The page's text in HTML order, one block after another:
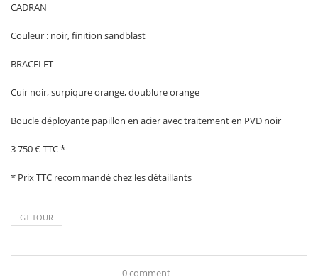
CADRAN
Couleur : noir, finition sandblast
BRACELET
Cuir noir, surpiqure orange, doublure orange
Boucle déployante papillon en acier avec traitement en PVD noir
3 750 € TTC *
* Prix TTC recommandé chez les détaillants
GT TOUR
0 comment